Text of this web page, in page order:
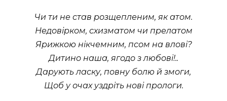
Чи ти не став розщепленим, як атом.
Недовірком, схизматом чи прелатом
Ярижкою нікчемним, псом на влові?
Дитино наша, ягодо з любові!..
Дарують ласку, повну болю й змоги,
Щоб у очах уздріть нові прологи.